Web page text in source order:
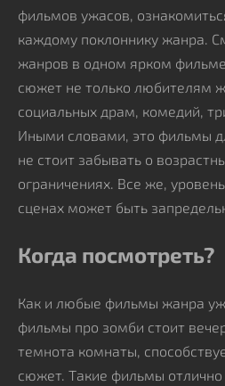
фильмов ужасов,
каждому поклоннику жанра.
жанров в одном ярком
сюжет не только любителям
социальных драм, комедий,
Иными словами, это фильмы
не стоит забывать о
ограничениях. Все же,
сценах может быть
Когда посмотреть?
Как и любые фильмы жанра
фильмы про зомби стоит
темнота комнаты,
сюжет. Такие фильмы отлично